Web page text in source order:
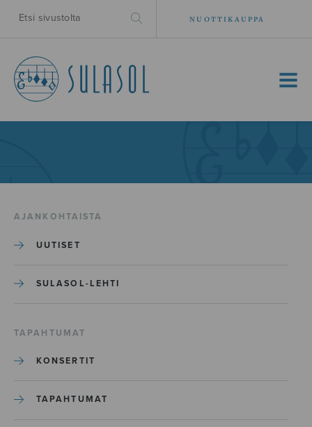
NUOTTIKAUPPA
MENU
AJANKOHTAISTA
UUTISET
SULASOL-LEHTI
TAPAHTUMAT
KONSERTIT
TAPAHTUMAT